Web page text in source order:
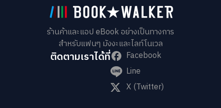
ร้านค้าและแอป eBook อย่างเป็นทางการ
สำหรับแฟนๆ มังงะและไลท์โนเวล
ติดตามเราได้ที่
Facebook
Line
X (Twitter)